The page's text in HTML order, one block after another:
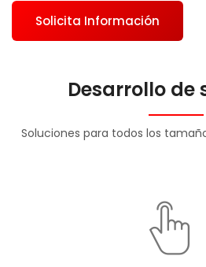
Solicita Información
Desarrollo de
Soluciones para todos los